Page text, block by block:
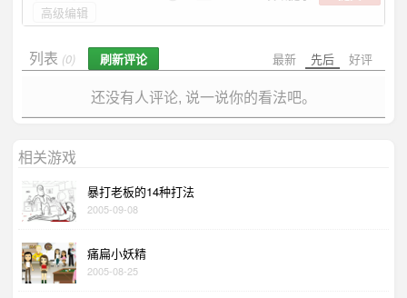
高级编辑
最新 先后 好评
列表 (0) 刷新评论
还没有人评论, 说一说你的看法吧。
相关游戏
暴打老板的14种打法
2005-09-08
痛扁小妖精
2005-08-25